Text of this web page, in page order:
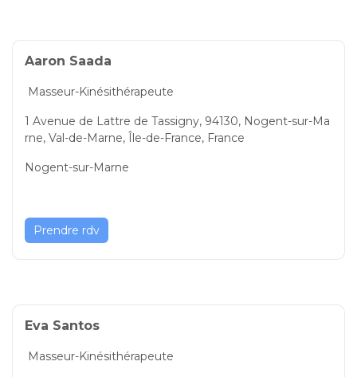
Aaron Saada
Masseur-Kinésithérapeute
1 Avenue de Lattre de Tassigny, 94130, Nogent-sur-Ma
rne, Val-de-Marne, Île-de-France, France
Nogent-sur-Marne
Prendre rdv
Eva Santos
Masseur-Kinésithérapeute